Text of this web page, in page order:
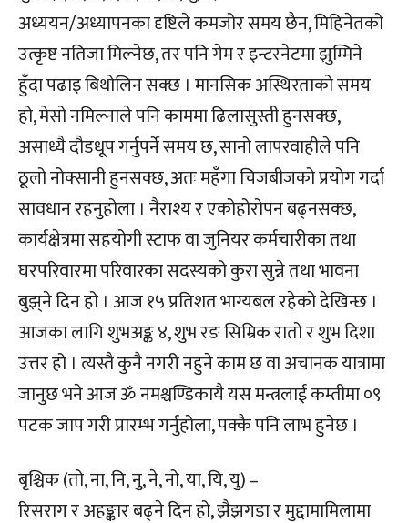
अध्ययन/अध्यापनका दृष्टिले कमजोर समय छैन, मिहिनेतको
उत्कृष्ट नतिजा मिल्नेछ, तर पनि गेम र इन्टरनेटमा झुम्मिने
हुँदा पढाइ बिथोलिन सक्छ । मानसिक अस्थिरताको समय
हो, मेसो नमिल्नाले पनि काममा ढिलासुस्ती हुनसक्छ,
असाध्यै दौडधूप गर्नुपर्ने समय छ, सानो लापरवाहीले पनि
ठूलो नोक्सानी हुनसक्छ, अतः महँगा चिजबीजको प्रयोग गर्दा
सावधान रहनुहोला । नैराश्य र एकोहोरोपन बढ्नसक्छ,
कार्यक्षेत्रमा सहयोगी स्टाफ वा जुनियर कर्मचारीका तथा
घरपरिवारमा परिवारका सदस्यको कुरा सुन्ने तथा भावना
बुझ्‌ने दिन हो । आज १५ प्रतिशत भाग्यबल रहेको देखिन्छ ।
आजका लागि शुभअङ्क ४, शुभ रङ सिम्रिक रातो र शुभ दिशा
उत्तर हो । त्यस्तै कुनै नगरी नहुने काम छ वा अचानक यात्रामा
जानुछ भने आज ॐ नमश्चण्डिकायै यस मन्त्रलाई कम्तीमा ०९
पटक जाप गरी प्रारम्भ गर्नुहोला, पक्कै पनि लाभ हुनेछ ।
बृश्चिक (तो, ना, नि, नु, ने, नो, या, यि, यु) –
रिसराग र अहङ्कार बढ्ने दिन हो, झैझगडा र मुद्दामामिलामा